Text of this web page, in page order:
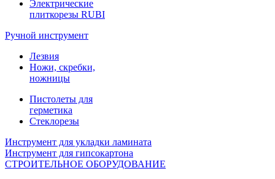
Электрические
плиткорезы RUBI
Ручной инструмент
Лезвия
Ножи, скребки,
ножницы
Пистолеты для
герметика
Стеклорезы
Инструмент для укладки ламината
Инструмент для гипсокартона
СТРОИТЕЛЬНОЕ ОБОРУДОВАНИЕ